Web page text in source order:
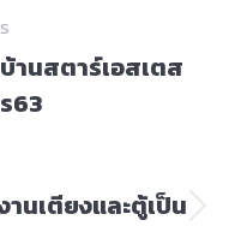
านสตาร์เอสเตส
63
นเตียงและตู้เป็น